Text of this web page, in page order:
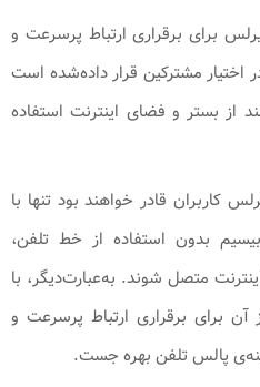
برای برقراری ارتباط پرسرعت و
اختیار مشترکین قرار داده‌شده است
از بستر و فضای اینترنت استفاده
کاربران قادر خواهند بود تنها با
بدون استفاده از خط تلفن،
متصل شوند. به‌عبارت‌دیگر، با
آن برای برقراری ارتباط پرسرعت و
پالس تلفن بهره جست.